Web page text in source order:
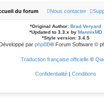
du forum Nous contacter
*Original Author: Brad Veryard
*Updated to 3.3.x by MannixMD
*Style version: 3.4.5
Développé par phpBB® Forum Software ©
Traduction française officielle©
Confidentialité | Conditions